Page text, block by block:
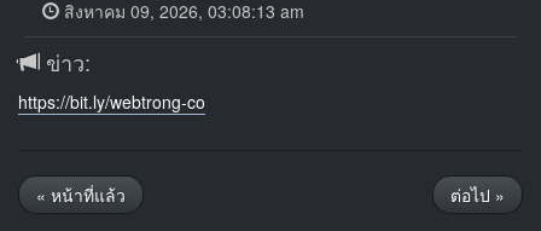
สิงหาคม 09, 2026, 03:08:13 am
ข่าว:
https://bit.ly/webtrong-co
« หน้าที่แล้ว ต่อไป »